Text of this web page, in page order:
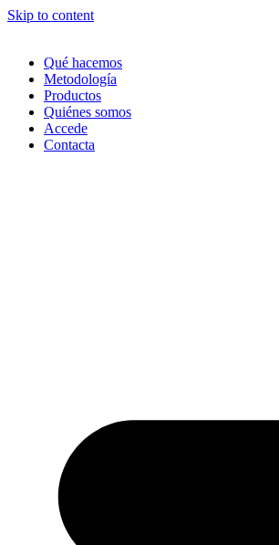
Skip to content
Qué hacemos
Metodología
Productos
Quiénes somos
Accede
Contacta